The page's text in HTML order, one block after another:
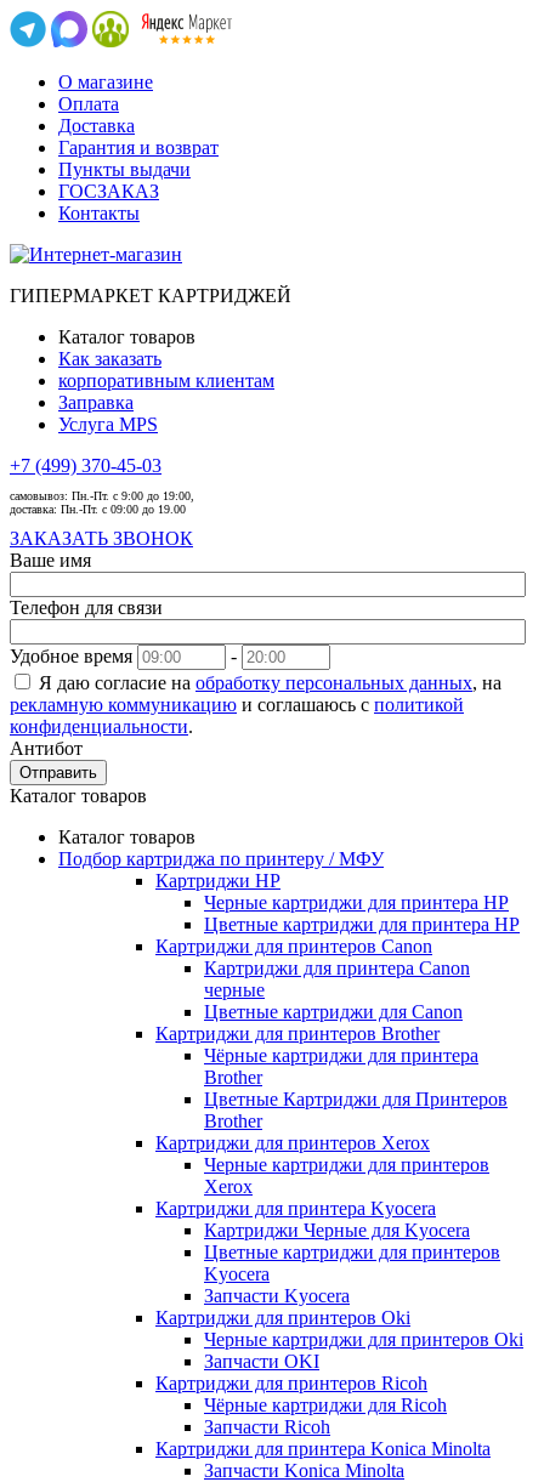
О магазине
Оплата
Доставка
Гарантия и возврат
Пункты выдачи
ГОСЗАКАЗ
Контакты
ГИПЕРМАРКЕТ КАРТРИДЖЕЙ
Каталог товаров
Как заказать
корпоративным клиентам
Заправка
Услуга MPS
+7 (499) 370-45-03
самовывоз: Пн.-Пт. с 9:00 до 19:00,
доставка: Пн.-Пт. с 09:00 до 19.00
ЗАКАЗАТЬ ЗВОНОК
Ваше имя
Телефон для связи
Удобное время
-
Я даю согласие на обработку персональных данных, на
рекламную коммуникацию и соглашаюсь с политикой
конфиденциальности.
Антибот
Отправить
Каталог товаров
Каталог товаров
Подбор картриджа по принтеру / МФУ
Картриджи HP
Черные картриджи для принтера HP
Цветные картриджи для принтера HP
Картриджи для принтеров Сanon
Картриджи для принтера Сanon
черные
Цветные картриджи для Сanon
Картриджи для принтеров Brother
Чёрные картриджи для принтера
Brother
Цветные Картриджи для Принтеров
Brother
Картриджи для принтеров Xerox
Черные картриджи для принтеров
Xerox
Картриджи для принтера Kyocera
Картриджи Черные для Kyocera
Цветные картриджи для принтеров
Kyocera
Запчасти Kyocera
Картриджи для принтеров Oki
Черные картриджи для принтеров Oki
Запчасти OKI
Картриджи для принтеров Ricoh
Чёрные картриджи для Ricoh
Запчасти Ricoh
Картриджи для принтера Konica Minolta
Запчасти Koniсa Minolta